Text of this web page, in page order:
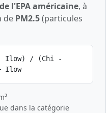
l'EPA américaine, à
de PM2.5(particules
Ilow) / (Chi -
Ilow
dans la catégorie